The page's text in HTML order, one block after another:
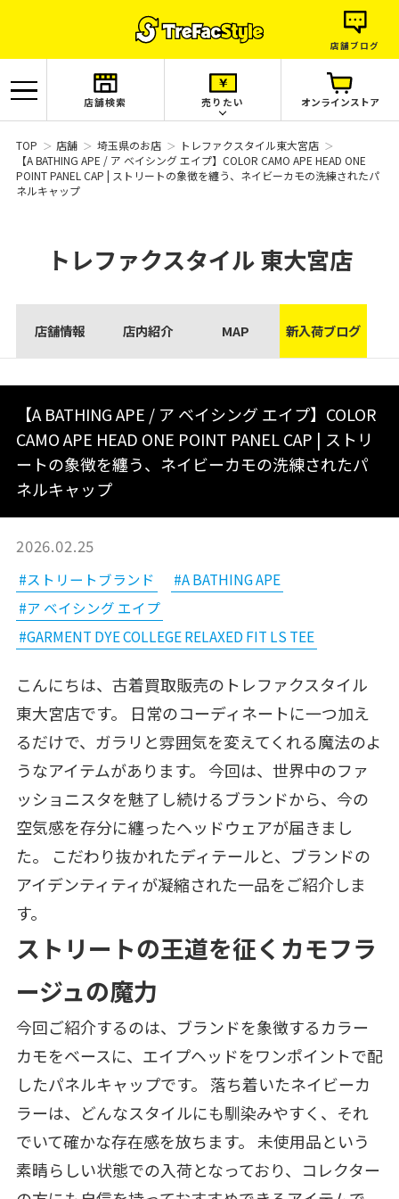
店舗ブログ
店舗検索 売りたい オンラインストア
TOP 店舗 埼玉県のお店
トレファクスタイル東大宮店
【A BATHING APE / ア ベイシング エイプ】COLOR CAMO APE HEAD ONE
POINT PANEL CAP | ストリートの象徴を纏う、ネイビーカモの洗練されたパ
ネルキャップ
トレファクスタイル東大宮店
店舗情報 店内紹介 MAP 新入荷ブログ
【A BATHING APE / ア ベイシング エイプ】COLOR
CAMO APE HEAD ONE POINT PANEL CAP | ストリ
ートの象徴を纏う、ネイビーカモの洗練されたパ
ネルキャップ
2026.02.25
#ストリートブランド
#A BATHING APE
#ア ベイシング エイプ
#GARMENT DYE COLLEGE RELAXED FIT LS TEE
こんにちは、古着買取販売のトレファクスタイル
東大宮店です。 日常のコーディネートに一つ加え
るだけで、ガラリと雰囲気を変えてくれる魔法のよ
うなアイテムがあります。 今回は、世界中のファ
ッショニスタを魅了し続けるブランドから、今の
空気感を存分に纏ったヘッドウェアが届きまし
た。 こだわり抜かれたディテールと、ブランドの
アイデンティティが凝縮された一品をご紹介しま
す。
ストリートの王道を征くカモフラ
ージュの魔力
今回ご紹介するのは、ブランドを象徴するカラー
カモをベースに、エイプヘッドをワンポイントで配
したパネルキャップです。 落ち着いたネイビーカ
ラーは、どんなスタイルにも馴染みやすく、それ
でいて確かな存在感を放ちます。 未使用品という
素晴らしい状態での入荷となっており、コレクター